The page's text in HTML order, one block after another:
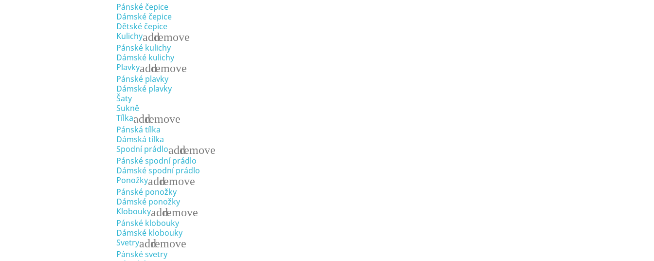
Pánské čepice
Dámské čepice
Dětské čepice
Kulichyaddremove
Pánské kulichy
Dámské kulichy
Plavkyaddremove
Pánské plavky
Dámské plavky
Šaty
Sukně
Tílkaaddremove
Pánská tílka
Dámská tílka
Spodní prádloaddremove
Pánské spodní prádlo
Dámské spodní prádlo
Ponožkyaddremove
Pánské ponožky
Dámské ponožky
Kloboukyaddremove
Pánské klobouky
Dámské klobouky
Svetryaddremove
Pánské svetry